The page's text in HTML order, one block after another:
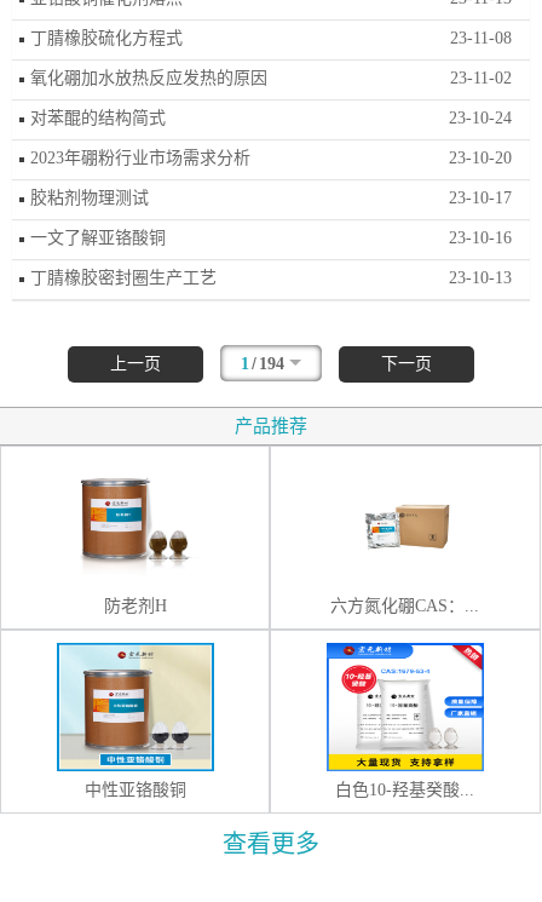
丁腈橡胶硫化方程式 23-11-08
氧化硼加水放热反应发热的原因 23-11-02
对苯醌的结构简式 23-10-24
2023年硼粉行业市场需求分析 23-10-20
胶粘剂物理测试 23-10-17
一文了解亚铬酸铜 23-10-16
丁腈橡胶密封圈生产工艺 23-10-13
上一页 1 / 194 下一页
产品推荐
防老剂H 六方氮化硼CAS：...
中性亚铬酸铜 白色10-羟基癸酸...
查看更多